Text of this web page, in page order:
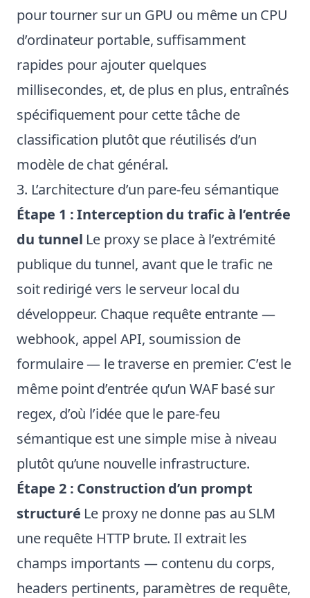
pour tourner sur un GPU ou même un CPU
d’ordinateur portable, suffisamment
rapides pour ajouter quelques
millisecondes, et, de plus en plus, entraînés
spécifiquement pour cette tâche de
classification plutôt que réutilisés d’un
modèle de chat général.
3. L’architecture d’un pare-feu sémantique
Étape 1 : Interception du trafic à l’entrée
du tunnel Le proxy se place à l’extrémité
publique du tunnel, avant que le trafic ne
soit redirigé vers le serveur local du
développeur. Chaque requête entrante —
webhook, appel API, soumission de
formulaire — le traverse en premier. C’est le
même point d’entrée qu’un WAF basé sur
regex, d’où l’idée que le pare-feu
sémantique est une simple mise à niveau
plutôt qu’une nouvelle infrastructure.
Étape 2 : Construction d’un prompt
structuré Le proxy ne donne pas au SLM
une requête HTTP brute. Il extrait les
champs importants — contenu du corps,
headers pertinents, paramètres de requête,